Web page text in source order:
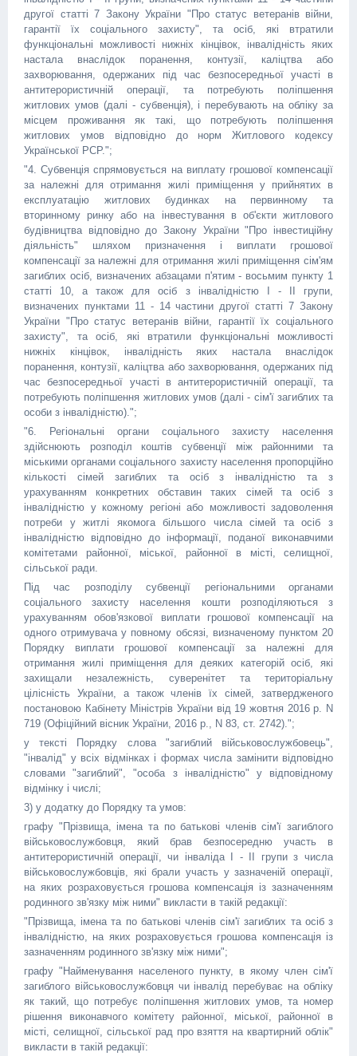
другої статті 7 Закону України "Про статус ветеранів війни,
гарантії їх соціального захисту", та осіб, які втратили
функціональні можливості нижніх кінцівок, інвалідність яких
настала внаслідок поранення, контузії, каліцтва або
захворювання, одержаних під час безпосередньої участі в
антитерористичній операції, та потребують поліпшення
житлових умов (далі - субвенція), і перебувають на обліку за
місцем проживання як такі, що потребують поліпшення
житлових умов відповідно до норм Житлового кодексу
Української РСР.";
"4. Субвенція спрямовується на виплату грошової компенсації
за належні для отримання жилі приміщення у прийнятих в
експлуатацію житлових будинках на первинному та
вторинному ринку або на інвестування в об'єкти житлового
будівництва відповідно до Закону України "Про інвестиційну
діяльність" шляхом призначення і виплати грошової
компенсації за належні для отримання жилі приміщення сім'ям
загиблих осіб, визначених абзацами п'ятим - восьмим пункту 1
статті 10, а також для осіб з інвалідністю I - II групи,
визначених пунктами 11 - 14 частини другої статті 7 Закону
України "Про статус ветеранів війни, гарантії їх соціального
захисту", та осіб, які втратили функціональні можливості
нижніх кінцівок, інвалідність яких настала внаслідок
поранення, контузії, каліцтва або захворювання, одержаних під
час безпосередньої участі в антитерористичній операції, та
потребують поліпшення житлових умов (далі - сім'ї загиблих та
особи з інвалідністю).";
"6. Регіональні органи соціального захисту населення
здійснюють розподіл коштів субвенції між районними та
міськими органами соціального захисту населення пропорційно
кількості сімей загиблих та осіб з інвалідністю та з
урахуванням конкретних обставин таких сімей та осіб з
інвалідністю у кожному регіоні або можливості задоволення
потреби у житлі якомога більшого числа сімей та осіб з
інвалідністю відповідно до інформації, поданої виконавчими
комітетами районної, міської, районної в місті, селищної,
сільської ради.
Під час розподілу субвенції регіональними органами
соціального захисту населення кошти розподіляються з
урахуванням обов'язкової виплати грошової компенсації на
одного отримувача у повному обсязі, визначеному пунктом 20
Порядку виплати грошової компенсації за належні для
отримання жилі приміщення для деяких категорій осіб, які
захищали незалежність, суверенітет та територіальну
цілісність України, а також членів їх сімей, затвердженого
постановою Кабінету Міністрів України від 19 жовтня 2016 р. N
719 (Офіційний вісник України, 2016 р., N 83, ст. 2742).";
у тексті Порядку слова "загиблий військовослужбовець",
"інвалід" у всіх відмінках і формах числа замінити відповідно
словами "загиблий", "особа з інвалідністю" у відповідному
відмінку і числі;
3) у додатку до Порядку та умов:
графу "Прізвища, імена та по батькові членів сім'ї загиблого
військовослужбовця, який брав безпосередню участь в
антитерористичній операції, чи інваліда I - II групи з числа
військовослужбовців, які брали участь у зазначеній операції,
на яких розраховується грошова компенсація із зазначенням
родинного зв'язку між ними" викласти в такій редакції:
"Прізвища, імена та по батькові членів сім'ї загиблих та осіб з
інвалідністю, на яких розраховується грошова компенсація із
зазначенням родинного зв'язку між ними";
графу "Найменування населеного пункту, в якому член сім'ї
загиблого військовослужбовця чи інвалід перебуває на обліку
як такий, що потребує поліпшення житлових умов, та номер
рішення виконавчого комітету районної, міської, районної в
місті, селищної, сільської рад про взяття на квартирний облік"
викласти в такій редакції: